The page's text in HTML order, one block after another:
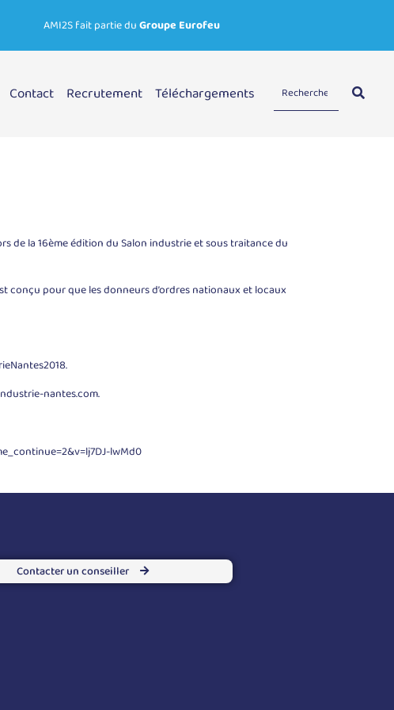
AMI2S fait partie duGroupe Eurofeu
Contact Recrutement Téléchargements
de la 16ème édition du Salon industrie et sous traitance du
conçu pour que les donneurs d’ordres nationaux et locaux
nantes.com.
lwMd0
Contacter un conseiller